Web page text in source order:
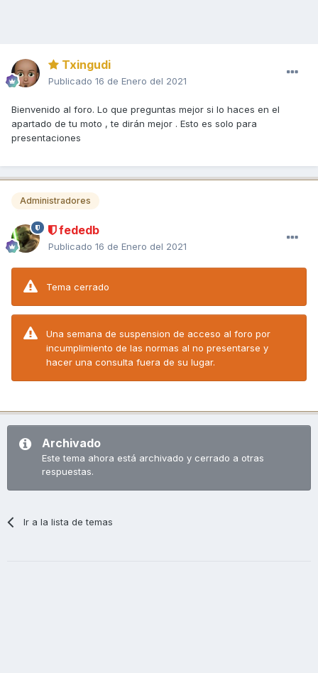
Txingudi
Publicado 16 de Enero del 2021
Bienvenido al foro. Lo que preguntas mejor si lo haces en el
apartado de tu moto , te dirán mejor . Esto es solo para
presentaciones
Administradores
fededb
Publicado 16 de Enero del 2021
Tema cerrado
Una semana de suspension de acceso al foro por
incumplimiento de las normas al no presentarse y
hacer una consulta fuera de su lugar.
Archivado
Este tema ahora está archivado y cerrado a otras
respuestas.
Ir a la lista de temas